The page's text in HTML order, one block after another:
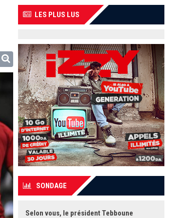
LES PLUS LUS
SONDAGE
Selon vous, le président Tebboune